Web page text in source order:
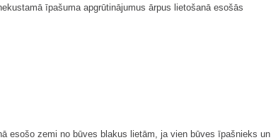
īpašuma apgrūtinājumus ārpus lietošanā esošās
esošo zemi no būves blakus lietām, ja vien būves īpašnieks un